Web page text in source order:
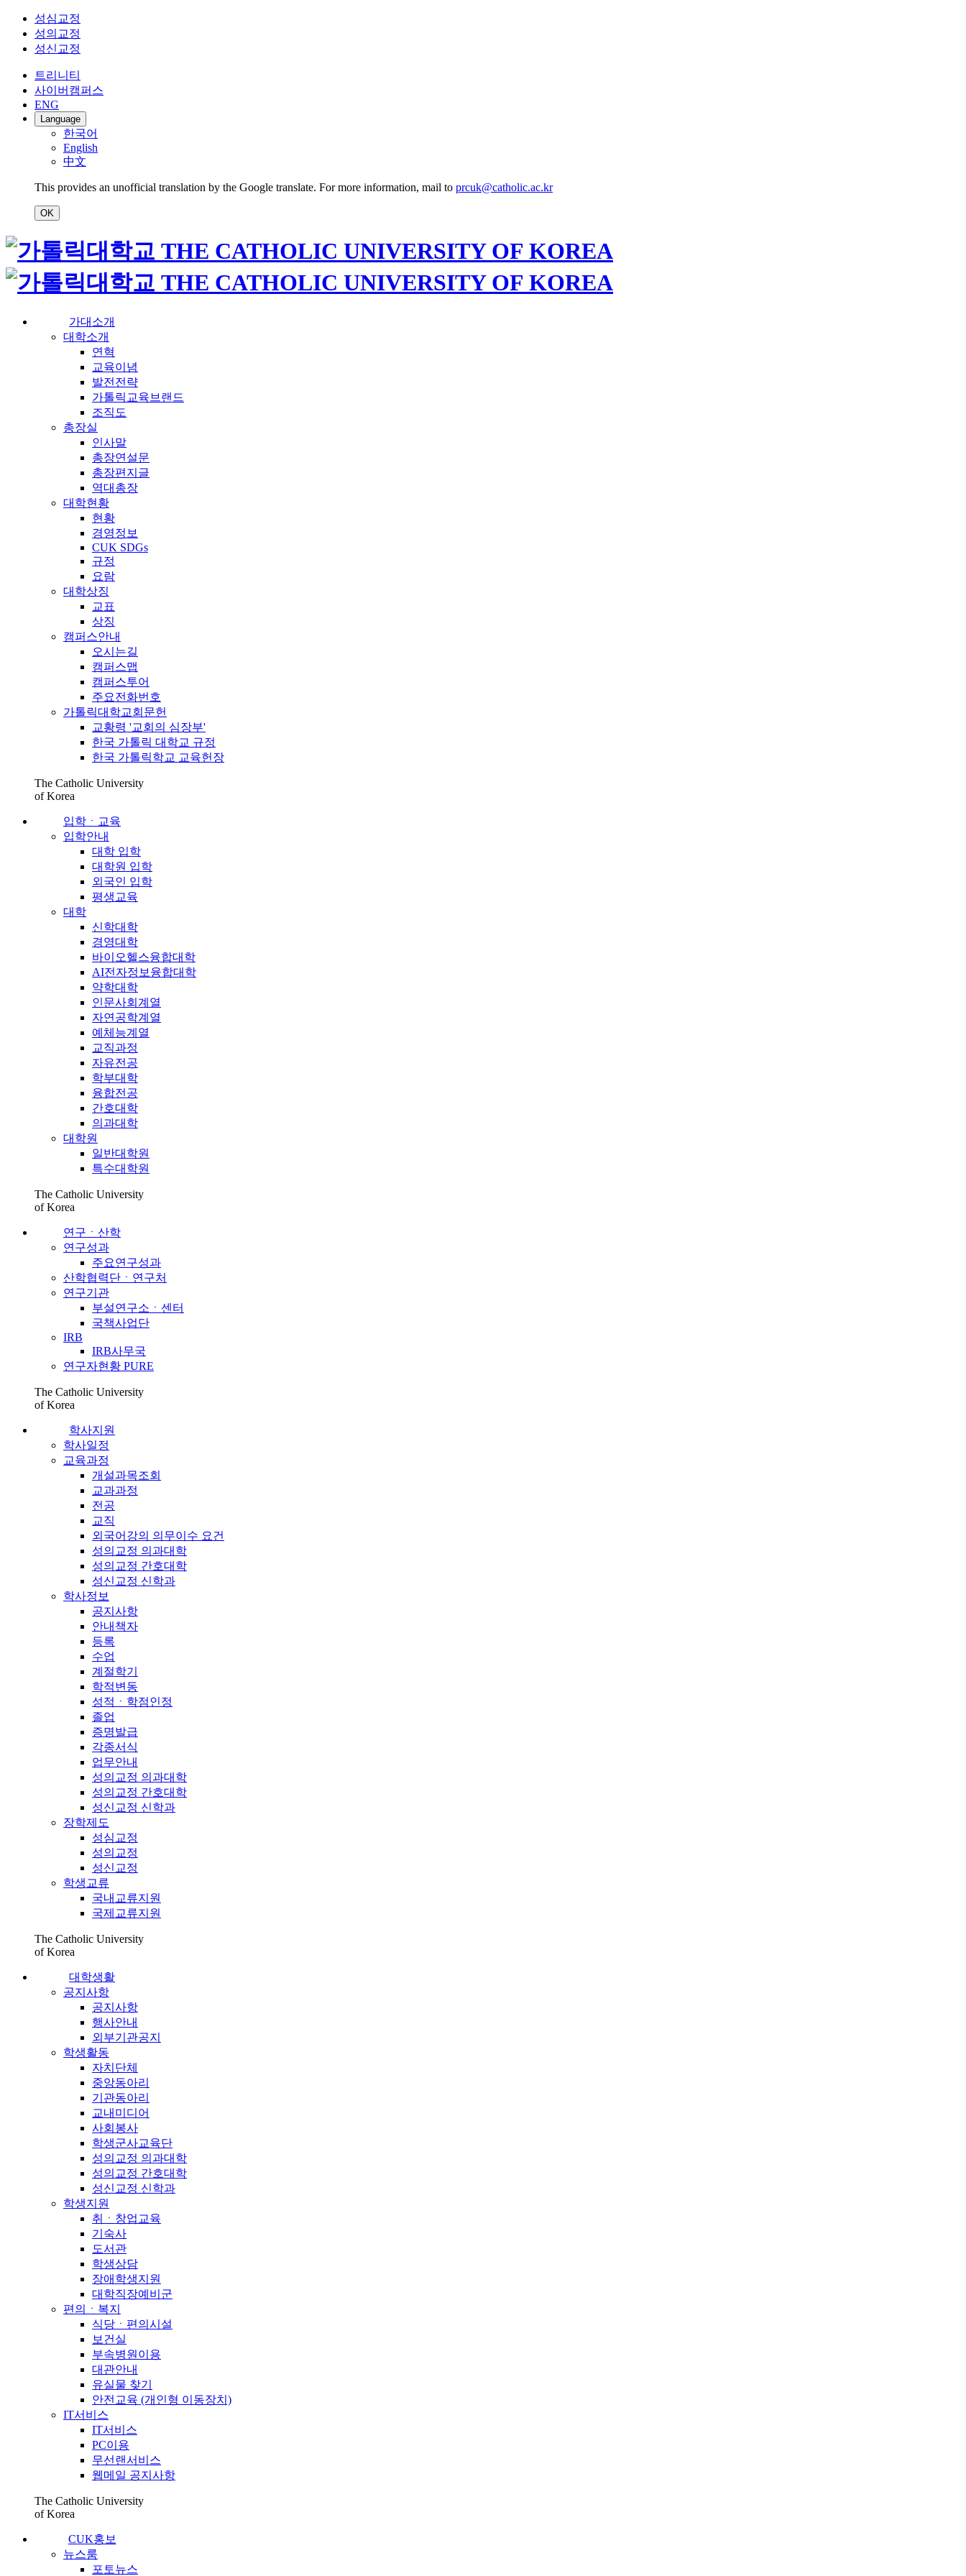
성심교정
성의교정
성신교정
트리니티
사이버캠퍼스
ENG
Language
한국어
English
中文
This provides an unofficial translation by the Google translate. For more information, mail to prcuk@catholic.ac.kr
OK
가대소개
대학소개
연혁
교육이념
발전전략
가톨릭교육브랜드
조직도
총장실
인사말
총장연설문
총장편지글
역대총장
대학현황
현황
경영정보
CUK SDGs
규정
요람
대학상징
교표
상징
캠퍼스안내
오시는길
캠퍼스맵
캠퍼스투어
주요전화번호
가톨릭대학교회문헌
교황령 '교회의 심장부'
한국 가톨릭 대학교 규정
한국 가톨릭학교 교육헌장
The Catholic University
of Korea
입학ㆍ교육
입학안내
대학 입학
대학원 입학
외국인 입학
평생교육
대학
신학대학
경영대학
바이오헬스융합대학
AI전자정보융합대학
약학대학
인문사회계열
자연공학계열
예체능계열
교직과정
자유전공
학부대학
융합전공
간호대학
의과대학
대학원
일반대학원
특수대학원
The Catholic University
of Korea
연구ㆍ산학
연구성과
주요연구성과
산학협력단ㆍ연구처
연구기관
부설연구소ㆍ센터
국책사업단
IRB
IRB사무국
연구자현황 PURE
The Catholic University
of Korea
학사지원
학사일정
교육과정
개설과목조회
교과과정
전공
교직
외국어강의 의무이수 요건
성의교정 의과대학
성의교정 간호대학
성신교정 신학과
학사정보
공지사항
안내책자
등록
수업
계절학기
학적변동
성적ㆍ학점인정
졸업
증명발급
각종서식
업무안내
성의교정 의과대학
성의교정 간호대학
성신교정 신학과
장학제도
성심교정
성의교정
성신교정
학생교류
국내교류지원
국제교류지원
The Catholic University
of Korea
대학생활
공지사항
공지사항
행사안내
외부기관공지
학생활동
자치단체
중앙동아리
기관동아리
교내미디어
사회봉사
학생군사교육단
성의교정 의과대학
성의교정 간호대학
성신교정 신학과
학생지원
취ㆍ창업교육
기숙사
도서관
학생상담
장애학생지원
대학직장예비군
편의ㆍ복지
식당ㆍ편의시설
보건실
부속병원이용
대관안내
유실물 찾기
안전교육 (개인형 이동장치)
IT서비스
IT서비스
PC이용
무선랜서비스
웹메일 공지사항
The Catholic University
of Korea
CUK홍보
뉴스룸
포토뉴스